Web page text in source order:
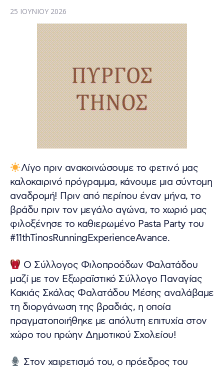
25 ΙΟΥΝΊΟΥ 2026
Λίγο πριν ανακοινώσουμε το φετινό μας
καλοκαιρινό πρόγραμμα, κάνουμε μια σύντομη
αναδρομή! Πριν από περίπου έναν μήνα, το
βράδυ πριν τον μεγάλο αγώνα, το χωριό μας
φιλοξένησε το καθιερωμένο Pasta Party του
#11thTinosRunningExperienceAvance.
Ο Σύλλογος Φιλοπροόδων Φαλατάδου
μαζί με τον Εξωραϊστικό Σύλλογο Παναγίας
Κακιάς Σκάλας Φαλατάδου Μέσης αναλάβαμε
τη διοργάνωση της βραδιάς, η οποία
πραγματοποιήθηκε με απόλυτη επιτυχία στον
χώρο του πρώην Δημοτικού Σχολείου!
Στον χαιρετισμό του, ο πρόεδρος του